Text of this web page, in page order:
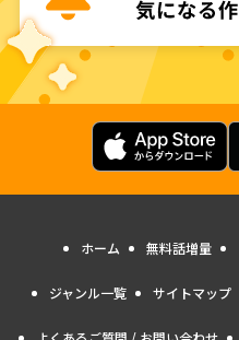
ホーム 無料話増量
ジャンル一覧 サイトマップ